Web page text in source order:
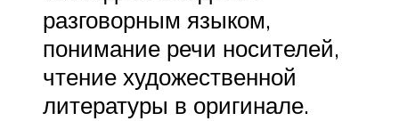
разговорным языком,
понимание речи носителей,
чтение художественной
литературы в оригинале.